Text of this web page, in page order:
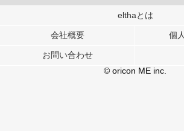
このサイトでは Cookie を使用して、ユーザーに合わ
行っています。
メディアや広告配信、データ解析の各パートナーに提
各パートナーは、この情報とユーザーが各パートナー
ユーザーが各パートナーのサービスを使用したときに
elthaとは
会社概要 個
お問い合わせ
© oricon ME inc.